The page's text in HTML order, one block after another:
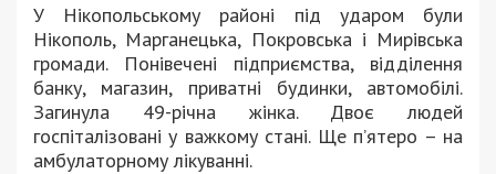
У Нікопольському районі під ударом були
Нікополь, Марганецька, Покровська і Мирівська
громади. Понівечені підприємства, відділення
банку, магазин, приватні будинки, автомобілі.
Загинула 49-річна жінка. Двоє людей
госпіталізовані у важкому стані. Ще п’ятеро – на
амбулаторному лікуванні.